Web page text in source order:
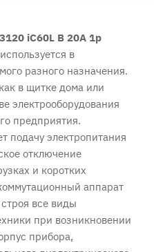
iC60L B 20A 1p
в
разного назначения.
в щитке дома или
электрооборудования
предприятия.
подачу электропитания
отключение
и коротких
аппарат
все виды
при возникновении
прибора,
Оформить заказ